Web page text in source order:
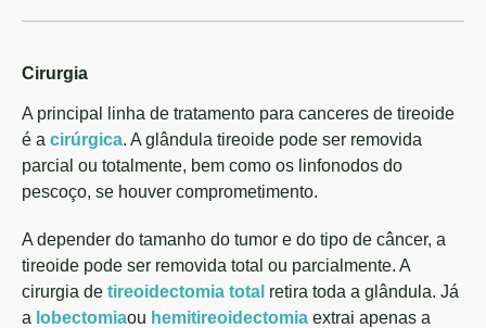
Cirurgia
A principal linha de tratamento para canceres de tireoide
é a cirúrgica. A glândula tireoide pode ser removida
parcial ou totalmente, bem como os linfonodos do
pescoço, se houver comprometimento.
A depender do tamanho do tumor e do tipo de câncer, a
tireoide pode ser removida total ou parcialmente. A
cirurgia de tireoidectomia total retira toda a glândula. Já
a lobectomiaou hemitireoidectomia extrai apenas a